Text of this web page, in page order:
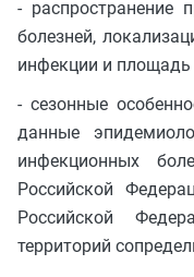
- распространение
болезней,
инфекции и площадь
- сезонные
данные
инфекционных
Российской
Российской
территорий